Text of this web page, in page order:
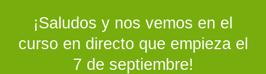
¡Saludos y nos vemos en el
curso en directo que empieza el
7 de septiembre!